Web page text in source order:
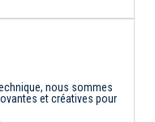
nous sommes
et créatives pour